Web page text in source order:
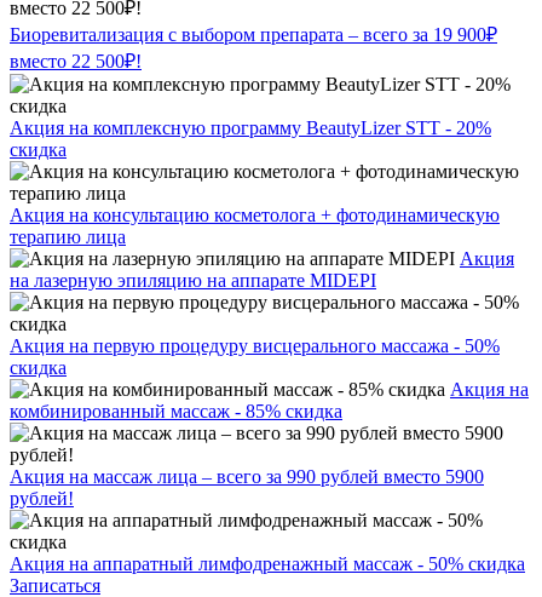
Биоревитализация с выбором препарата – всего за 19 900₽
вместо 22 500₽!
Акция на комплексную программу BeautyLizer STT - 20%
скидка
Акция на консультацию косметолога + фотодинамическую
терапию лица
Акция
на лазерную эпиляцию на аппарате MIDEPI
Акция на первую процедуру висцерального массажа - 50%
скидка
Акция на
комбинированный массаж - 85% скидка
Акция на массаж лица – всего за 990 рублей вместо 5900
рублей!
Акция на аппаратный лимфодренажный массаж - 50% скидка
Записаться